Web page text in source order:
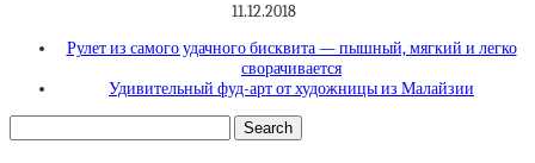
11.12.2018
Рулет из самого удачного бисквита — пышный, мягкий и легко
сворачивается
Удивительный фуд-арт от художницы из Малайзии